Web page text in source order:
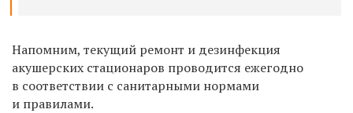
Напомним, текущий ремонт и дезинфекция
акушерских стационаров проводится ежегодно
в соответствии с санитарными нормами
и правилами.